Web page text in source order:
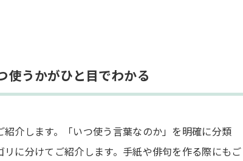
使うかがひと目でわかる
介します。「いつ使う言葉なのか」を明確に分類
に分けてご紹介します。手紙や俳句を作る際にもご